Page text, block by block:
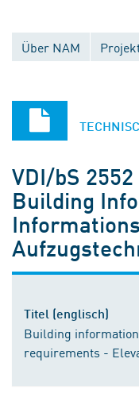
Über NAM
VDI/bS
Building
Titel (englisch)
Building
requirements -